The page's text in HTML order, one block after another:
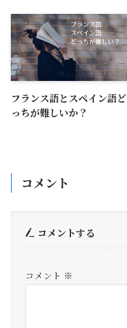
フランス語とスペイン語ど
っちが難しいか？
コメント
コメントする
コメント ※